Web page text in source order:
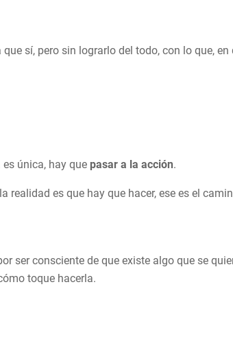
que sí, pero sin lograrlo del todo, con lo que,
única, hay que pasar a la acción.
realidad es que hay que hacer, ese es el
ser consciente de que existe algo que se
toque hacerla.